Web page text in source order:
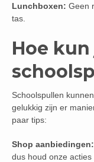
Lunchboxen: Geen
tas.
Hoe
Schoolspullen
gelukkig zijn er
paar tips:
Shop aanbiedingen:
dus houd onze acties